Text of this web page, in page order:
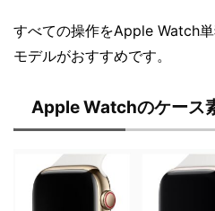
すべての操作をApple Watch
モデルがおすすめです。
Apple Watchのケース